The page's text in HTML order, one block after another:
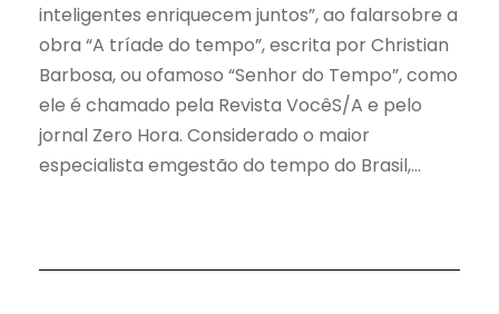
inteligentes enriquecem juntos”, ao falarsobre a
obra “A tríade do tempo”, escrita por Christian
Barbosa, ou ofamoso “Senhor do Tempo”, como
ele é chamado pela Revista VocêS/A e pelo
jornal Zero Hora. Considerado o maior
especialista emgestão do tempo do Brasil,...